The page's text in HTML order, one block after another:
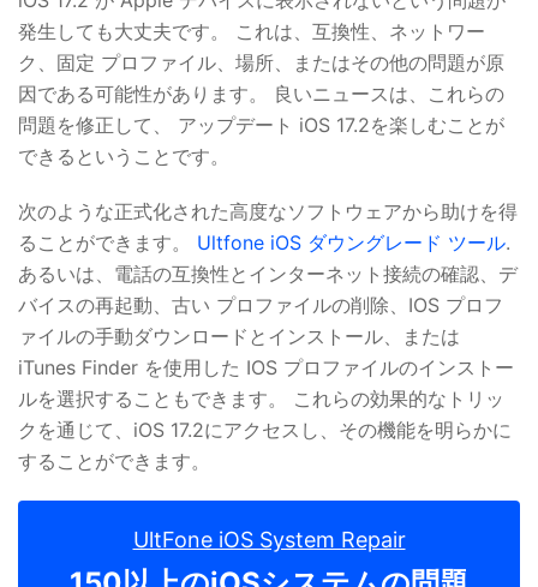
発生しても大丈夫です。 これは、互換性、ネットワー
ク、固定 プロファイル、場所、またはその他の問題が原
因である可能性があります。 良いニュースは、これらの
問題を修正して、 アップデート iOS 17.2を楽しむことが
できるということです。
次のような正式化された高度なソフトウェアから助けを得
ることができます。 Ultfone iOS ダウングレード ツール.
あるいは、電話の互換性とインターネット接続の確認、デ
バイスの再起動、古い プロファイルの削除、IOS プロフ
ァイルの手動ダウンロードとインストール、または
iTunes Finder を使用した IOS プロファイルのインストー
ルを選択することもできます。 これらの効果的なトリッ
クを通じて、iOS 17.2にアクセスし、その機能を明らかに
することができます。
UltFone iOS System Repair